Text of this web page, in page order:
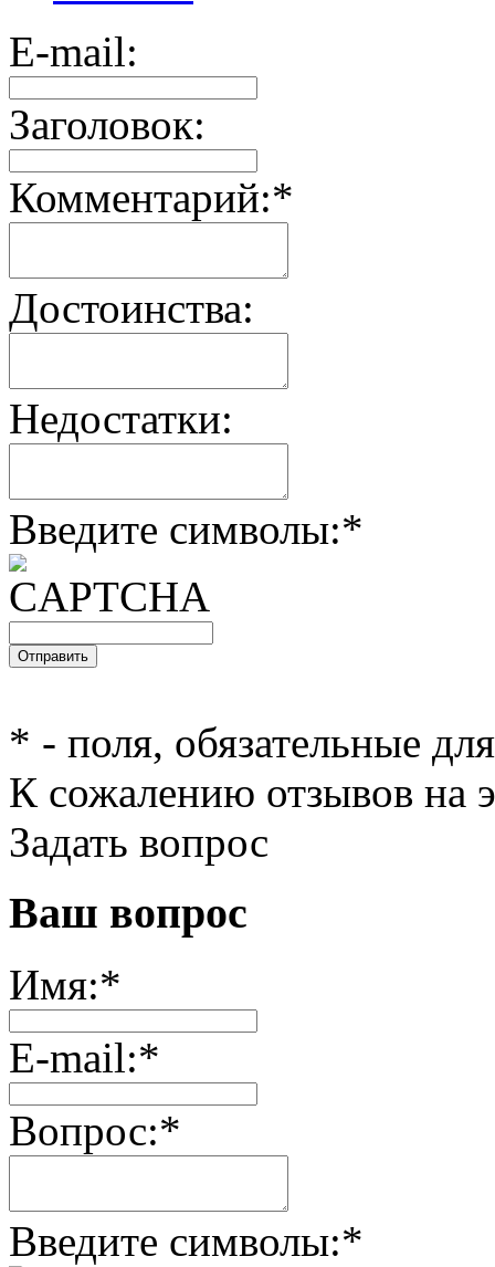
E-mail:
Заголовок:
Комментарий:*
Достоинства:
Недостатки:
Введите символы:*
* - поля, обязательные
К сожалению отзывов на
Задать вопрос
Ваш вопрос
Имя:*
E-mail:*
Вопрос:*
Введите символы:*